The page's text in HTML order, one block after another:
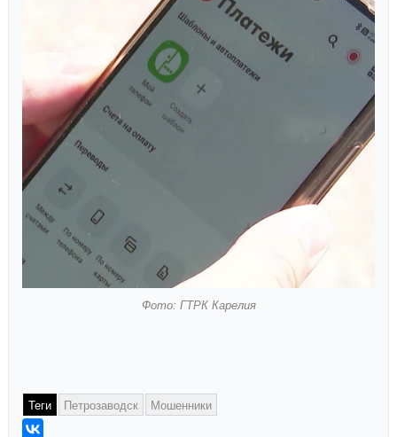
Фото: ГТРК Карелия
Теги Петрозаводск Мошенники